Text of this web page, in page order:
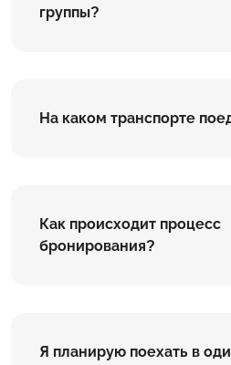
группы?
На каком транспорте
Как происходит процесс
бронирования?
Я планирую поехать в